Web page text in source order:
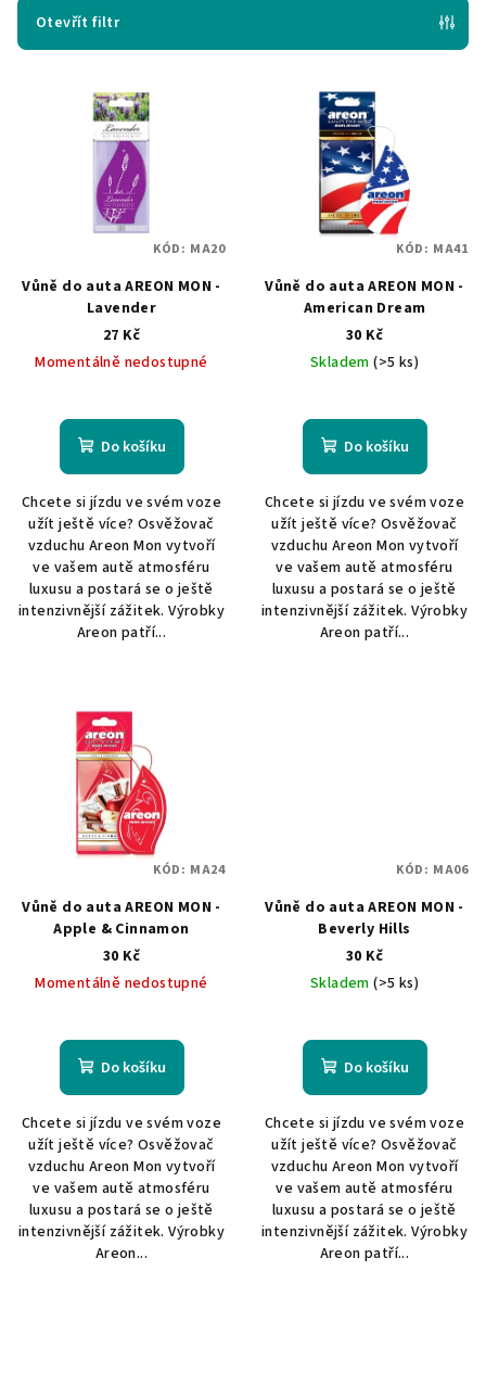
r
Otevřít filtr
oVůně do auta AREON MON -
Lavender
27 Kč
Momentálně nedostupné
Do košíku
Chcete si jízdu ve svém voze
užít ještě více? Osvěžovač
vzduchu Areon Mon vytvoří
ve vašem autě atmosféru
luxusu a postará se o ještě
intenzivnější zážitek. Výrobky
Areon patří...
KÓD: MA20
Vůně do auta AREON MON -
American Dream
30 Kč
Skladem(>5 ks)
Do košíku
Chcete si jízdu ve svém voze
užít ještě více? Osvěžovač
vzduchu Areon Mon vytvoří
ve vašem autě atmosféru
luxusu a postará se o ještě
intenzivnější zážitek. Výrobky
Areon patří...
KÓD: MA41
Vůně do auta AREON MON -
Apple & Cinnamon
30 Kč
Momentálně nedostupné
Do košíku
Chcete si jízdu ve svém voze
užít ještě více? Osvěžovač
vzduchu Areon Mon vytvoří
ve vašem autě atmosféru
luxusu a postará se o ještě
intenzivnější zážitek. Výrobky
Areon...
KÓD: MA24
Vůně do auta AREON MON -
Beverly Hills
30 Kč
Skladem(>5 ks)
Do košíku
Chcete si jízdu ve svém voze
užít ještě více? Osvěžovač
vzduchu Areon Mon vytvoří
ve vašem autě atmosféru
luxusu a postará se o ještě
intenzivnější zážitek. Výrobky
Areon patří...
KÓD: MA06